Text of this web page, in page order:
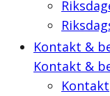
Kontakt &
Kontakt &
Kontakt